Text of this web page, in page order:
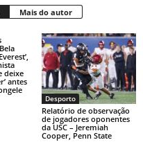
Mais do autor
deixe
antes
Desporto
Relatório de observação
de jogadores oponentes
da USC – Jeremiah
Cooper, Penn State